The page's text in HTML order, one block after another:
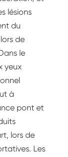
lésions
du
de
le
yeux
à
pont et
lors de
Les